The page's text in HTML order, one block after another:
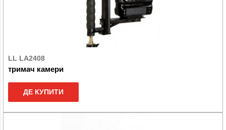
LL LA2408
тримач камери
ДЕ КУПИТИ